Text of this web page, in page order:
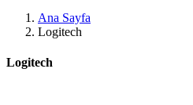
Ana Sayfa
Logitech
Logitech